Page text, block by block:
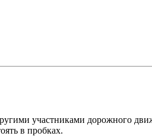
участниками дорожного
в пробках.